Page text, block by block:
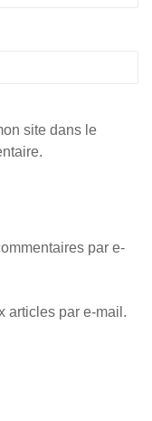
site dans le
par e-
articles par e-mail.